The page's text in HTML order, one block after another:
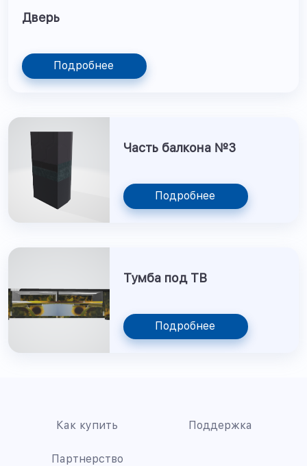
Дверь
Подробнее
Часть балкона №3
Подробнее
Тумба под ТВ
Подробнее
Как купить Поддержка
Партнерство